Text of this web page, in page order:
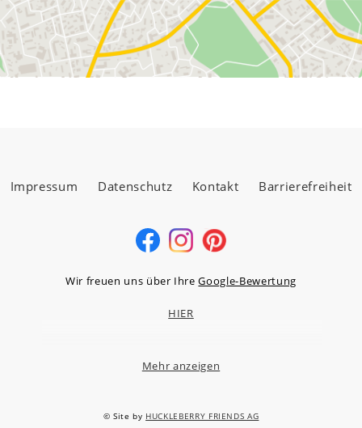
Impressum Datenschutz Kontakt Barrierefreiheit
Wir freuen uns über IhreGoogle-Bewertung
HIER
Niederstedter Weg 13A – 17, 61348 Bad Homburg v.d.H.
Mehr anzeigen
© Site by HUCKLEBERRY FRIENDS AG